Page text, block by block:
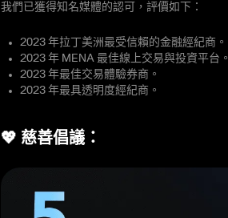
我們已獲得知名媒體的認可，評價如下：
2023 年拉丁美洲最受信賴的金融經紀商。
2023 年 MENA 最佳線上交易與投資平台。
2023 年最佳交易體驗券商。
2023 年最具透明度經紀商。
💖 慈善倡議：